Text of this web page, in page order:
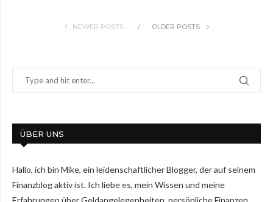
NEWER POSTS OLDER POSTS
ÜBER UNS
Hallo, ich bin Mike, ein leidenschaftlicher Blogger, der auf seinem
Finanzblog aktiv ist. Ich liebe es, mein Wissen und meine
Erfahrungen über Geldangelegenheiten, persönliche Finanzen